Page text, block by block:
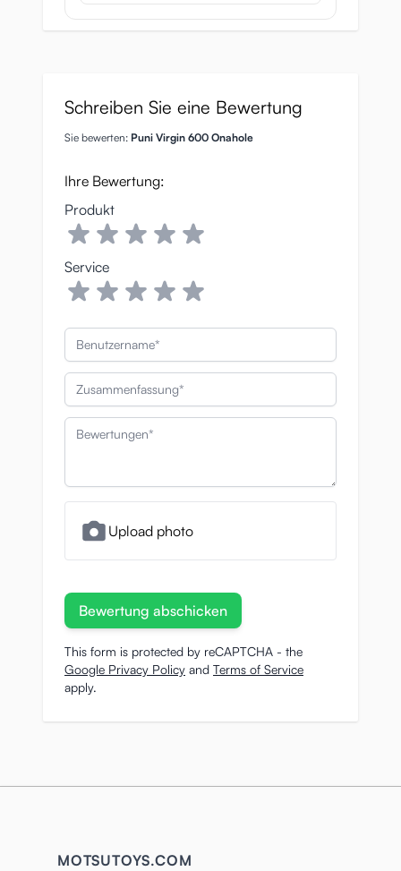
Schreiben Sie eine Bewertung
Sie bewerten: Puni Virgin 600 Onahole
Ihre Bewertung:
Produkt
Service
Benutzername
Zusammenfassung
Bewertungen
Upload photo
Bewertung abschicken
This form is protected by reCAPTCHA - the
Google Privacy Policy and Terms of Service
apply.
MOTSUTOYS.COM